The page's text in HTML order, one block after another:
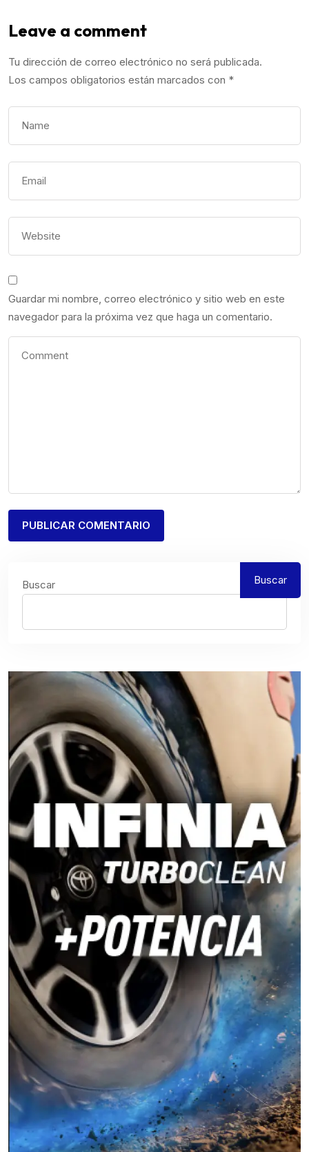
Leave a comment
Tu dirección de correo electrónico no será publicada.
Los campos obligatorios están marcados con *
Guardar mi nombre, correo electrónico y sitio web en este
navegador para la próxima vez que haga un comentario.
Buscar Buscar